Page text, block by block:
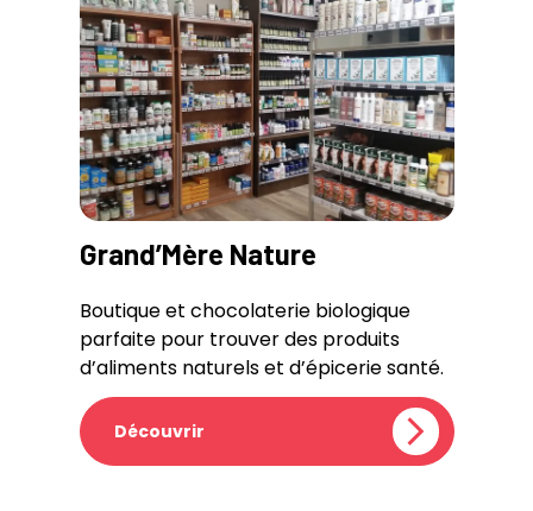
Grand’Mère Nature
Boutique et chocolaterie biologique
parfaite pour trouver des produits
d’aliments naturels et d’épicerie santé.
Découvrir